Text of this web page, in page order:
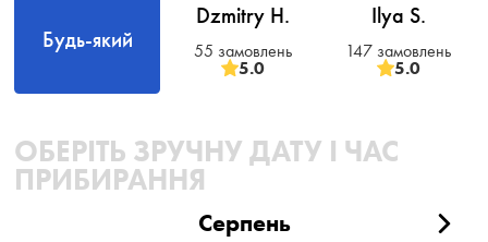
Будь-який
Dzmitry H.
55 замовлень
5.0
Ilya S.
147 замовлень
5.0
ОБЕРІТЬ ЗРУЧНУ ДАТУ І ЧАС
ПРИБИРАННЯ
Серпень